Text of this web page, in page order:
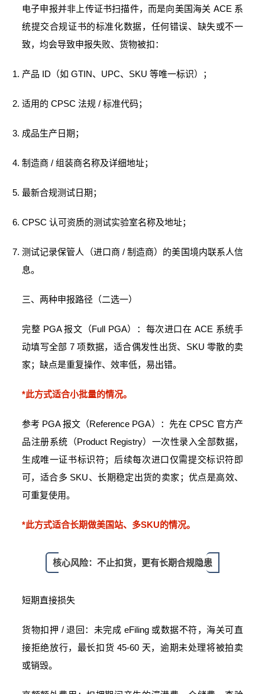
电子申报并非上传证书扫描件，而是向美国海关 ACE 系
统提交合规证书的标准化数据，任何错误、缺失或不一
致，均会导致申报失败、货物被扣：
产品 ID（如 GTIN、UPC、SKU 等唯一标识）；
适用的 CPSC 法规 / 标准代码；
成品生产日期；
制造商 / 组装商名称及详细地址；
最新合规测试日期；
CPSC 认可资质的测试实验室名称及地址；
测试记录保管人（进口商 / 制造商）的美国境内联系人信
息。
三、两种申报路径（二选一）
完整 PGA 报文（Full PGA）：每次进口在 ACE 系统手
动填写全部 7 项数据，适合偶发性出货、SKU 零散的卖
家；缺点是重复操作、效率低，易出错。
*此方式适合小批量的情况。
参考 PGA 报文（Reference PGA）：先在 CPSC 官方产
品注册系统（Product Registry）一次性录入全部数据，
生成唯一证书标识符；后续每次进口仅需提交标识符即
可，适合多 SKU、长期稳定出货的卖家；优点是高效、
可重复使用。
*此方式适合长期做美国站、多SKU的情况。
核心风险：不止扣货，更有长期合规隐患
短期直接损失
货物扣押 / 退回：未完成 eFiling 或数据不符，海关可直
接拒绝放行，最长扣货 45-60 天，逾期未处理将被拍卖
或销毁。